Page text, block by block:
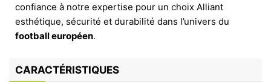
confiance à notre expertise pour un choix Alliant
esthétique, sécurité et durabilité dans l’univers du
football européen.
CARACTÉRISTIQUES